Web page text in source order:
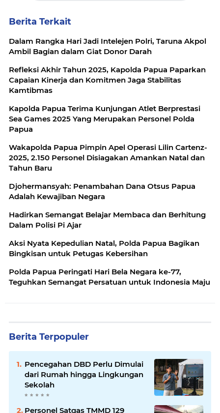
Berita Terkait
Dalam Rangka Hari Jadi Intelejen Polri, Taruna Akpol
Ambil Bagian dalam Giat Donor Darah
Refleksi Akhir Tahun 2025, Kapolda Papua Paparkan
Capaian Kinerja dan Komitmen Jaga Stabilitas
Kamtibmas
Kapolda Papua Terima Kunjungan Atlet Berprestasi
Sea Games 2025 Yang Merupakan Personel Polda
Papua
Wakapolda Papua Pimpin Apel Operasi Lilin Cartenz-
2025, 2.150 Personel Disiagakan Amankan Natal dan
Tahun Baru
Djohermansyah: Penambahan Dana Otsus Papua
Adalah Kewajiban Negara
Hadirkan Semangat Belajar Membaca dan Berhitung
Dalam Polisi Pi Ajar
Aksi Nyata Kepedulian Natal, Polda Papua Bagikan
Bingkisan untuk Petugas Kebersihan
Polda Papua Peringati Hari Bela Negara ke-77,
Teguhkan Semangat Persatuan untuk Indonesia Maju
Berita Terpopuler
Pencegahan DBD Perlu Dimulai
dari Rumah hingga Lingkungan
Sekolah
Personel Satgas TMMD 129